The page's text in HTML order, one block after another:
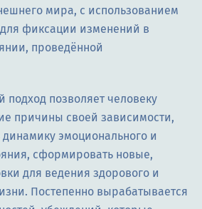
мира, с использованием
фиксации изменений в
проведённой
подход позволяет человеку
причины своей зависимости,
эмоционального и
сформировать новые,
для ведения здорового и
Постепенно вырабатывается